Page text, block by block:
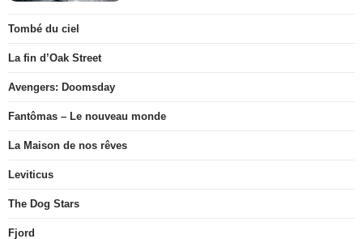
Tombé du ciel
La fin d’Oak Street
Avengers: Doomsday
Fantômas – Le nouveau monde
La Maison de nos rêves
Leviticus
The Dog Stars
Fjord